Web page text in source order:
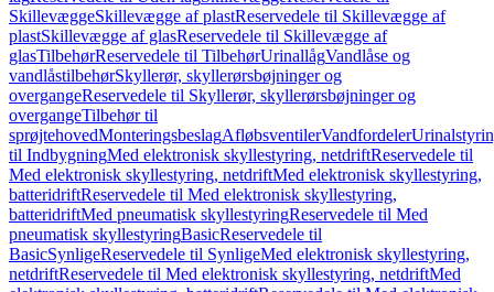
SkillevæggeSkillevægge af plastReservedele til Skillevægge af
plastSkillevægge af glasReservedele til Skillevægge af
glasTilbehørReservedele til TilbehørUrinallågVandlåse og
vandlåstilbehørSkyllerør, skyllerørsbøjninger og
overgangeReservedele til Skyllerør, skyllerørsbøjninger og
overgangeTilbehør til
sprøjtehovedMonteringsbeslagAfløbsventilerVandfordeler
til IndbygningMed elektronisk skyllestyring, netdriftReservedele til
Med elektronisk skyllestyring, netdriftMed elektronisk skyllestyring,
batteridriftReservedele til Med elektronisk skyllestyring,
batteridriftMed pneumatisk skyllestyringReservedele til Med
pneumatisk skyllestyringBasicReservedele til
BasicSynligeReservedele til SynligeMed elektronisk skyllestyring,
netdriftReservedele til Med elektronisk skyllestyring, netdriftMed